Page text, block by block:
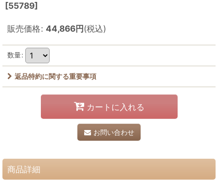
[55789]
販売価格: 44,866円(税込)
数量:
返品特約に関する重要事項
カートに入れる
お問い合わせ
商品詳細